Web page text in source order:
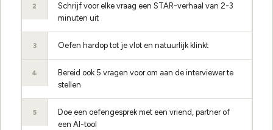
2
Schrijf voor elke vraag een STAR-verhaal van 2-3
minuten uit
3 Oefen hardop tot je vlot en natuurlijk klinkt
4
Bereid ook 5 vragen voor om aan de interviewer te
stellen
5
Doe een oefengesprek met een vriend, partner of
een AI-tool